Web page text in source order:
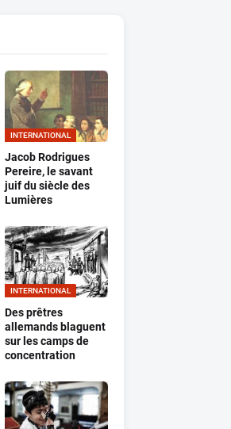
INTERNATIONAL
Jacob Rodrigues
Pereire, le savant
juif du siècle des
Lumières
INTERNATIONAL
Des prêtres
allemands blaguent
sur les camps de
concentration